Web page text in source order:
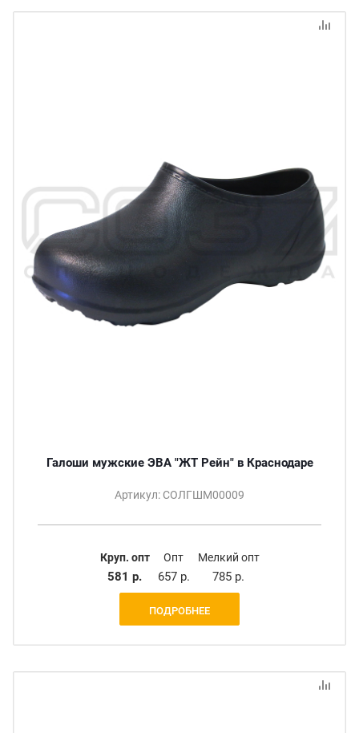
Галоши мужские ЭВА "ЖТ Рейн" в Краснодаре
Артикул: СОЛГШМ00009
Круп. опт
581 р.
Опт
657 р.
Мелкий опт
785 р.
ПОДРОБНЕЕ